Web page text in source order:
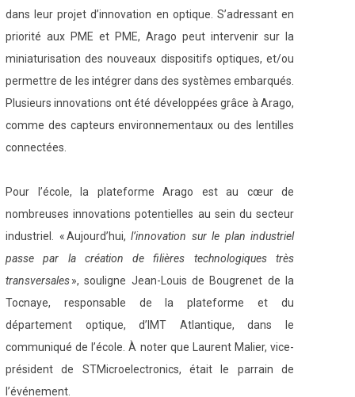
dans leur projet d’innovation en optique. S’adressant en
priorité aux PME et PME, Arago peut intervenir sur la
miniaturisation des nouveaux dispositifs optiques, et/ou
permettre de les intégrer dans des systèmes embarqués.
Plusieurs innovations ont été développées grâce à Arago,
comme des capteurs environnementaux ou des lentilles
connectées.
Pour l’école, la plateforme Arago est au cœur de
nombreuses innovations potentielles au sein du secteur
industriel. « Aujourd’hui, l’innovation sur le plan industriel
passe par la création de filières technologiques très
transversales», souligne Jean-Louis de Bougrenet de la
Tocnaye, responsable de la plateforme et du
département optique, d’IMT Atlantique, dans le
communiqué de l’école. À noter que Laurent Malier, vice-
président de STMicroelectronics, était le parrain de
l’événement.